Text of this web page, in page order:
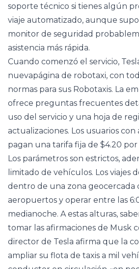
soporte técnico si tienes algún
viaje automatizado, aunque
monitor de seguridad
asistencia más rápida.
Cuando comenzó el servicio,
nuevapágina de robotaxi, con
normas para sus Robotaxis. La
ofrece preguntas frecuentes
uso del servicio y una hoja de
actualizaciones. Los usuarios con
pagan una tarifa fija de $4.20 por
Los parámetros son estrictos,
limitado de vehículos. Los viajes
dentro de una zona geocercada
aeropuertos y operar entre las
medianoche. A estas alturas,
tomar las afirmaciones de Musk
director de Tesla afirma que la
ampliar su flota de taxis a mil